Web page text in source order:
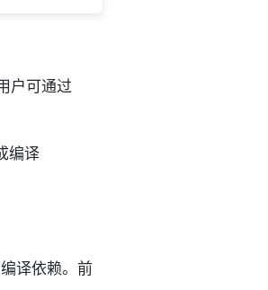
户可通过
编译
译依赖。前